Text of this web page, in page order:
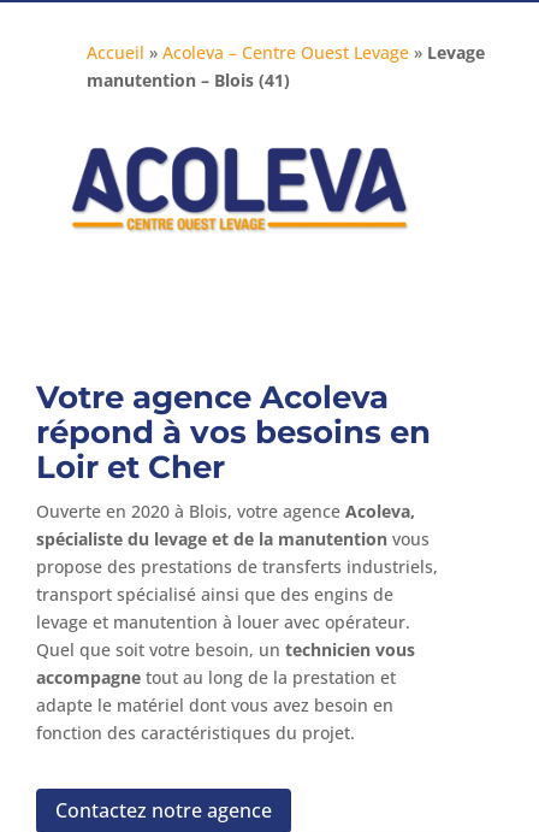
Accueil » Acoleva – Centre Ouest Levage» Levage
manutention – Blois (41)
Votre agence Acoleva
répond à vos besoins en
Loir et Cher
Ouverte en 2020 à Blois, votre agence Acoleva,
spécialiste du levage et de la manutention vous
propose des prestations de transferts industriels,
transport spécialisé ainsi que des engins de
levage et manutention à louer avec opérateur.
Quel que soit votre besoin, un technicien vous
accompagne tout au long de la prestation et
adapte le matériel dont vous avez besoin en
fonction des caractéristiques du projet.
Contactez notre agence